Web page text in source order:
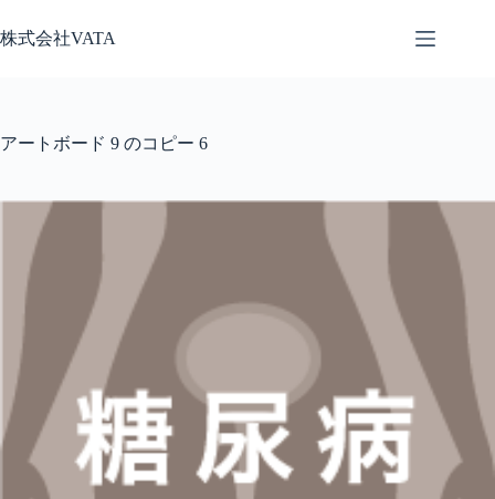
ン
へ
ッ
株式会社VATA
アートボード 9 のコピー 6